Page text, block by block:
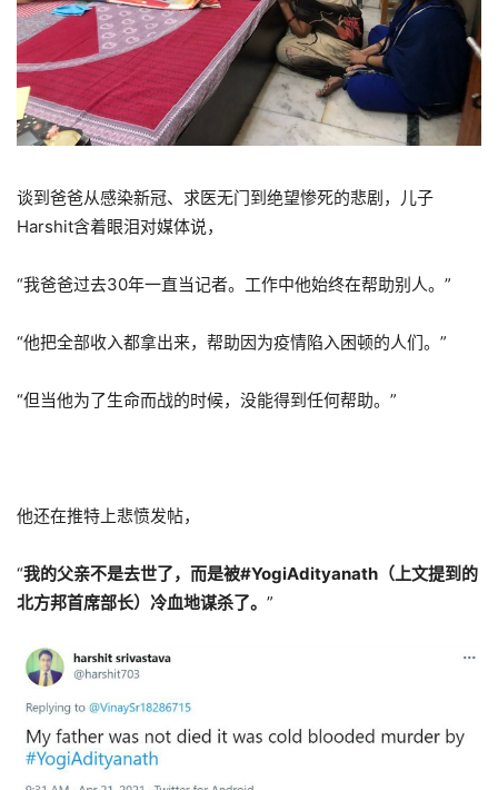
谈到爸爸从感染新冠、求医无门到绝望惨死的悲剧，儿子
Harshit含着眼泪对媒体说，
“我爸爸过去30年一直当记者。工作中他始终在帮助别人。”
“他把全部收入都拿出来，帮助因为疫情陷入困顿的人们。”
“但当他为了生命而战的时候，没能得到任何帮助。”
他还在推特上悲愤发帖，
“我的父亲不是去世了，而是被#YogiAdityanath（上文提到的
北方邦首席部长）冷血地谋杀了。 ”